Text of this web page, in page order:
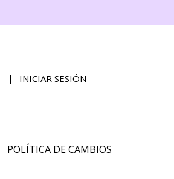
INICIAR SESIÓN
POLÍTICA DE CAMBIOS